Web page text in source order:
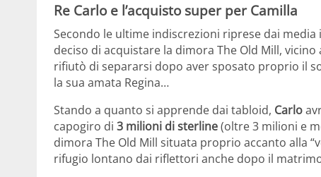
Re Carlo e l’acquisto super per Camilla
Secondo le ultime indiscrezioni riprese dai media
deciso di acquistare la dimora The Old Mill,
rifiutò di separarsi dopo aver sposato proprio il
la sua amata Regina…
Stando a quanto si apprende dai tabloid, Carlo
capogiro di 3 milioni di sterline(oltre 3 milioni e
dimora The Old Mill situata proprio accanto alla
rifugio lontano dai riflettori anche dopo il